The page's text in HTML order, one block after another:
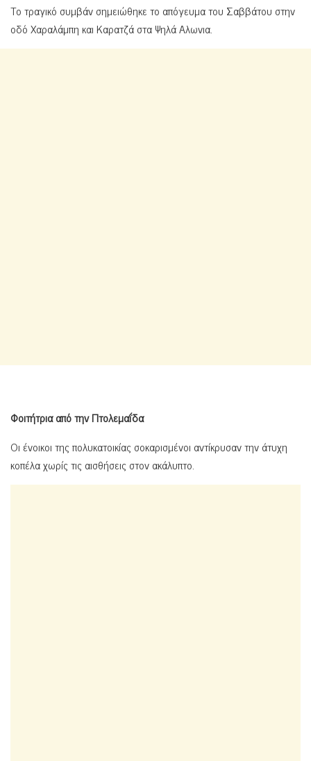
Το τραγικό συμβάν σημειώθηκε το απόγευμα του Σαββάτου στην
οδό Χαραλάμπη και Καρατζά στα Ψηλά Αλωνια.
Φοιτήτρια από την Πτολεμαΐδα
Οι ένοικοι της πολυκατοικίας σοκαρισμένοι αντίκρυσαν την άτυχη
κοπέλα χωρίς τις αισθήσεις στον ακάλυπτο.